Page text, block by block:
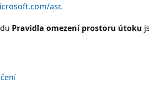
asr.
Pravidla omezení prostoru útoku